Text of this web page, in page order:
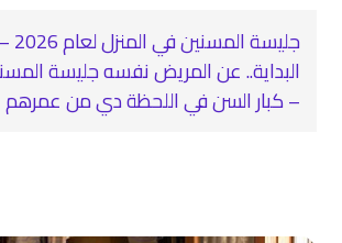
البداية.. عن المريض نفسه جليسة
– كبار السن في اللحظة دي من عمرهم